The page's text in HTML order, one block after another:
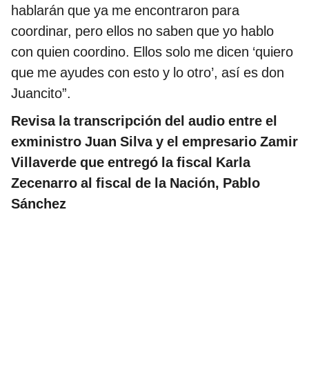
hablarán que ya me encontraron para
coordinar, pero ellos no saben que yo hablo
con quien coordino. Ellos solo me dicen ‘quiero
que me ayudes con esto y lo otro’, así es don
Juancito”.
Revisa la transcripción del audio entre el
exministro Juan Silva y el empresario Zamir
Villaverde que entregó la fiscal Karla
Zecenarro al fiscal de la Nación, Pablo
Sánchez